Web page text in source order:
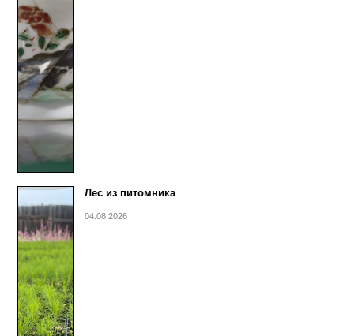
Лес из питомника
04.08.2026